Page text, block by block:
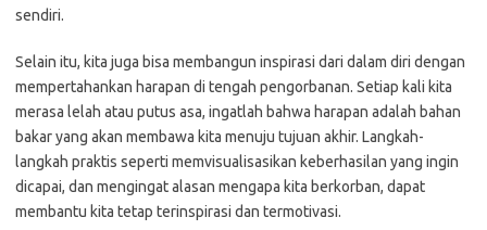
sendiri.
Selain itu, kita juga bisa membangun inspirasi dari dalam diri dengan
mempertahankan harapan di tengah pengorbanan. Setiap kali kita
merasa lelah atau putus asa, ingatlah bahwa harapan adalah bahan
bakar yang akan membawa kita menuju tujuan akhir. Langkah-
langkah praktis seperti memvisualisasikan keberhasilan yang ingin
dicapai, dan mengingat alasan mengapa kita berkorban, dapat
membantu kita tetap terinspirasi dan termotivasi.